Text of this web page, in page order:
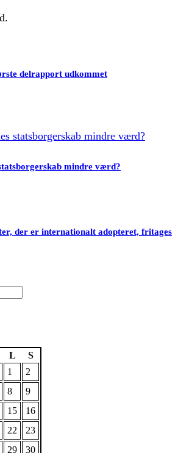
delrapport udkommet
mindre værd?
der er internationalt adopteret, fritages
L
S
1
2
8
9
15
16
22
23
29
30